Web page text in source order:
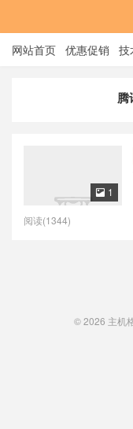
网站首页 优惠促销 技
腾
 1
阅读(1344)
© 2026 主机